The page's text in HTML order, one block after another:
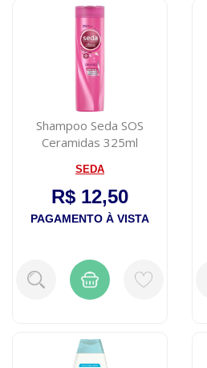
Shampoo Seda SOS
Ceramidas 325ml
SEDA
R$ 12,50
PAGAMENTO À VISTA